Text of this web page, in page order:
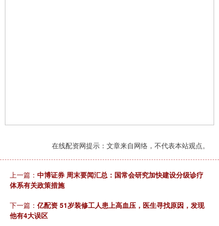
在线配资网提示：文章来自网络，不代表本站观点。
上一篇： 中博证券 周末要闻汇总：国常会研究加快建设分级诊疗
体系有关政策措施
下一篇： 亿配资 51岁装修工人患上高血压，医生寻找原因，发现
他有4大误区